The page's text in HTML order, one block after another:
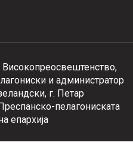
и администратор
г. Петар
пелагониската
епархија